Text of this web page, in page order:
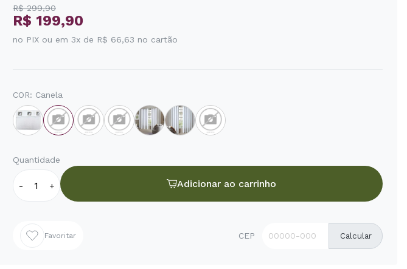
R$ 299,90
R$ 199,90
no PIX ou em 3x de R$ 66,63 no cartão
COR: Canela
Quantidade
- + Adicionar ao carrinho
Favoritar CEP Calcular